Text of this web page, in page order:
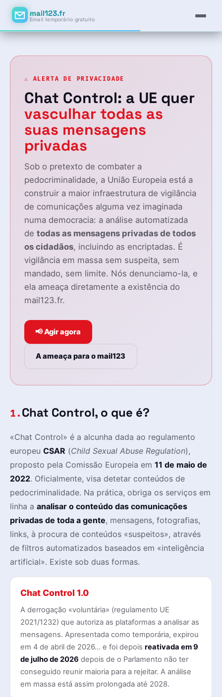
mail123.fr
Email temporário gratuito
⚠️ ALERTA DE PRIVACIDADE
Chat Control: a UE quer
vasculhar todas as
suas mensagens
privadas
Sob o pretexto de combater a
pedocriminalidade, a União Europeia está a
construir a maior infraestrutura de vigilância
de comunicações alguma vez imaginada
numa democracia: a análise automatizada
de todas as mensagens privadas de todos
os cidadãos, incluindo as encriptadas. É
vigilância em massa sem suspeita, sem
mandado, sem limite. Nós denunciamo-la, e
ela ameaça diretamente a existência do
mail123.fr.
📢 Agir agora
A ameaça para o mail123
1. Chat Control, o que é?
«Chat Control» é a alcunha dada ao regulamento
europeu CSAR (Child Sexual Abuse Regulation),
proposto pela Comissão Europeia em 11 de maio de
2022. Oficialmente, visa detetar conteúdos de
pedocriminalidade. Na prática, obriga os serviços em
linha a analisar o conteúdo das comunicações
privadas de toda a gente, mensagens, fotografias,
links, à procura de conteúdos «suspeitos», através
de filtros automatizados baseados em «inteligência
artificial». Existe sob duas formas.
Chat Control 1.0
A derrogação «voluntária» (regulamento UE
2021/1232) que autoriza as plataformas a analisar as
mensagens. Apresentada como temporária, expirou
em 4 de abril de 2026… e foi depois reativada em 9
de julho de 2026 depois de o Parlamento não ter
conseguido reunir maioria para a rejeitar. A análise
em massa está assim prolongada até 2028.